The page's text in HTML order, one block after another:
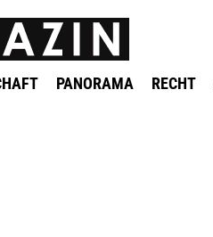
PANORAMA RECHT